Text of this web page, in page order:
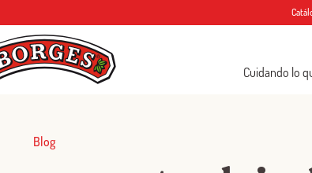
Cuidando lo
Blog